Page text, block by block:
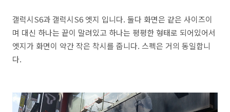
갤럭시S6과 갤럭시S6 엣지 입니다. 둘다 화면은 같은 사이즈이
며 대신 하나는 끝이 말려있고 하나는 평평한 형태로 되어있어서
엣지가 화면이 약간 작은 착시를 줍니다. 스펙은 거의 동일합니
다.